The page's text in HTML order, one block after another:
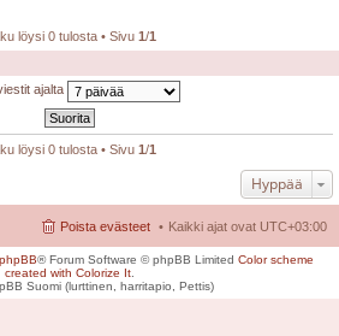
löysi 0 tulosta • Sivu 1/1
ajalta
löysi 0 tulosta • Sivu 1/1
Hyppää
Kaikki ajat ovat UTC+03:00
Poista evästeet
phpBB® Forum Software © phpBB Limited Color scheme
created with Colorize It
Suomi (lurttinen, harritapio, Pettis)